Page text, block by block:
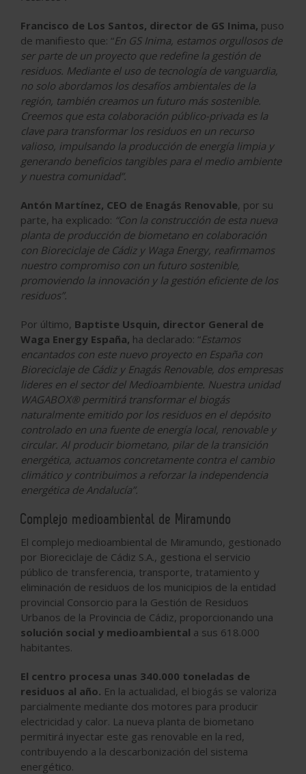
Francisco de Los Santos, director de GS Inima, puso
de manifiesto que: “En GS Inima, estamos orgullosos de
ser parte de un proyecto que redefine la gestión de
residuos. Mediante el uso de tecnología de vanguardia,
no solo abordamos los desafíos ambientales de la
región, también creamos un futuro más sostenible.
Creemos que esta colaboración público-privada es la
clave para transformar los residuos en un recurso
valioso, impulsando la producción de energía limpia y
generando beneficios tangibles para el medio ambiente
y nuestra comunidad”.
Antón Martínez, CEO de Enagás Renovable, por su
parte, ha explicado: “Con la construcción de esta nueva
planta de producción de biometano en colaboración
con Bioreciclaje de Cádiz y Waga Energy, reafirmamos
nuestro compromiso con un futuro sostenible,
promoviendo la innovación y la gestión eficiente de los
residuos”.
Por último, Baptiste Usquin, director General de
Waga Energy España, ha declarado: “Estamos
encantados con este nuevo proyecto en España con
Bioreciclaje de Cádiz y Enagás Renovable, dos empresas
lideres en el sector del Medioambiente. Nuestra unidad
WAGABOX® permitirá transformar el biogás
naturalmente emitido por los residuos en el depósito
controlado en una fuente de energía local, renovable y
circular. Al producir biometano, pilar de la transición
energética, actuamos concretamente contra el cambio
climático y contribuimos a reforzar la independencia
energética de Andalucía”.
Complejo medioambiental de Miramundo
El complejo medioambiental de Miramundo, gestionado
por Bioreciclaje de Cádiz S.A., gestiona el servicio
público de transferencia, transporte, tratamiento y
eliminación de residuos de los municipios de la entidad
provincial Consorcio para la Gestión de Residuos
Urbanos de la Provincia de Cádiz, proporcionando una
solución social y medioambiental a sus 618.000
habitantes.
El centro procesa unas 340.000 toneladas de
residuos al año. En la actualidad, el biogás se valoriza
parcialmente mediante dos motores para producir
electricidad y calor. La nueva planta de biometano
permitirá inyectar este gas renovable en la red,
contribuyendo a la descarbonización del sistema
energético.